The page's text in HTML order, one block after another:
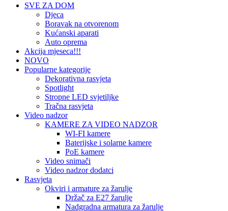
SVE ZA DOM
Djeca
Boravak na otvorenom
Kućanski aparati
Auto oprema
Akcija mjeseca!!!
NOVO
Popularne kategorije
Dekorativna rasvjeta
Spotlight
Stropne LED svjetiljke
Tračna rasvjeta
Video nadzor
KAMERE ZA VIDEO NADZOR
WI-FI kamere
Baterijske i solarne kamere
PoE kamere
Video snimači
Video nadzor dodatci
Rasvjeta
Okviri i armature za žarulje
Držač za E27 žarulje
Nadgradna armatura za žarulje